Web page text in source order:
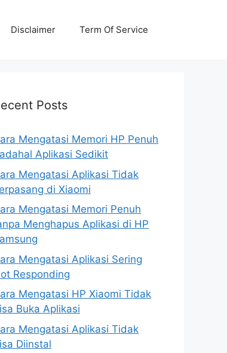
Disclaimer Term Of Service
Posts
Mengatasi Memori HP Penuh
Aplikasi Sedikit
Mengatasi Aplikasi Tidak
di Xiaomi
Mengatasi Memori Penuh
Menghapus Aplikasi di HP
Mengatasi Aplikasi Sering
Responding
Mengatasi HP Xiaomi Tidak
Buka Aplikasi
Mengatasi Aplikasi Tidak
Diinstal